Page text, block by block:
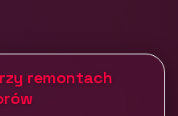
remontach